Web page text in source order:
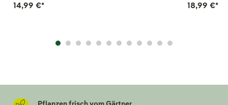
14,99 €* 18,99 €*